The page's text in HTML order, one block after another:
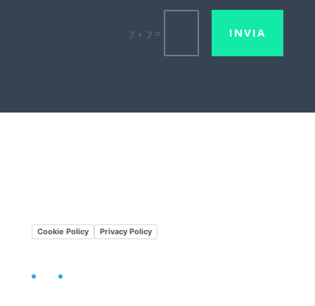
7 + 7 = INVIA
Cookie Policy Privacy Policy
Facebook